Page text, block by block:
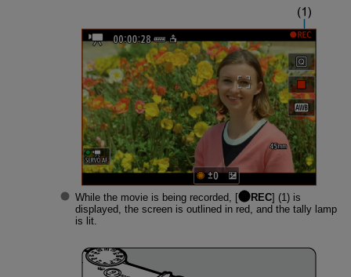
While the movie is being recorded, [ REC] (1) is
displayed, the screen is outlined in red, and the tally lamp
is lit.